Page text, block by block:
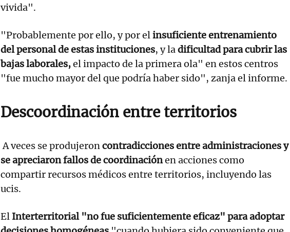
vivida".
"Probablemente por ello, y por elinsuficiente entrenamiento
del personal de estas instituciones, y ladificultad para cubrir las
bajas laborales,el impacto de la primera ola" en estos centros
"fue mucho mayor del que podría haber sido", zanja el informe.
Descoordinación entre territorios
A veces se produjeroncontradicciones entre administraciones y
se apreciaron fallos de coordinaciónen acciones como
compartir recursos médicos entre territorios, incluyendo las
ucis.
El Interterritorial "no fue suficientemente eficaz" para adoptar